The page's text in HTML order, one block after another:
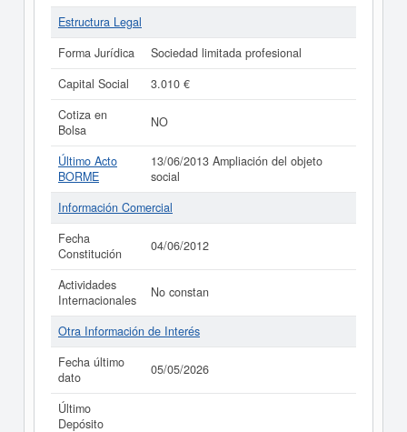
Estructura Legal
Forma Jurídica
Sociedad limitada profesional
Capital Social
3.010 €
Cotiza en
Bolsa
NO
Último Acto
BORME
13/06/2013 Ampliación del objeto
social
Información Comercial
Fecha
Constitución
04/06/2012
Actividades
Internacionales
No constan
Otra Información de Interés
Fecha último
dato
05/05/2026
Último
Depósito